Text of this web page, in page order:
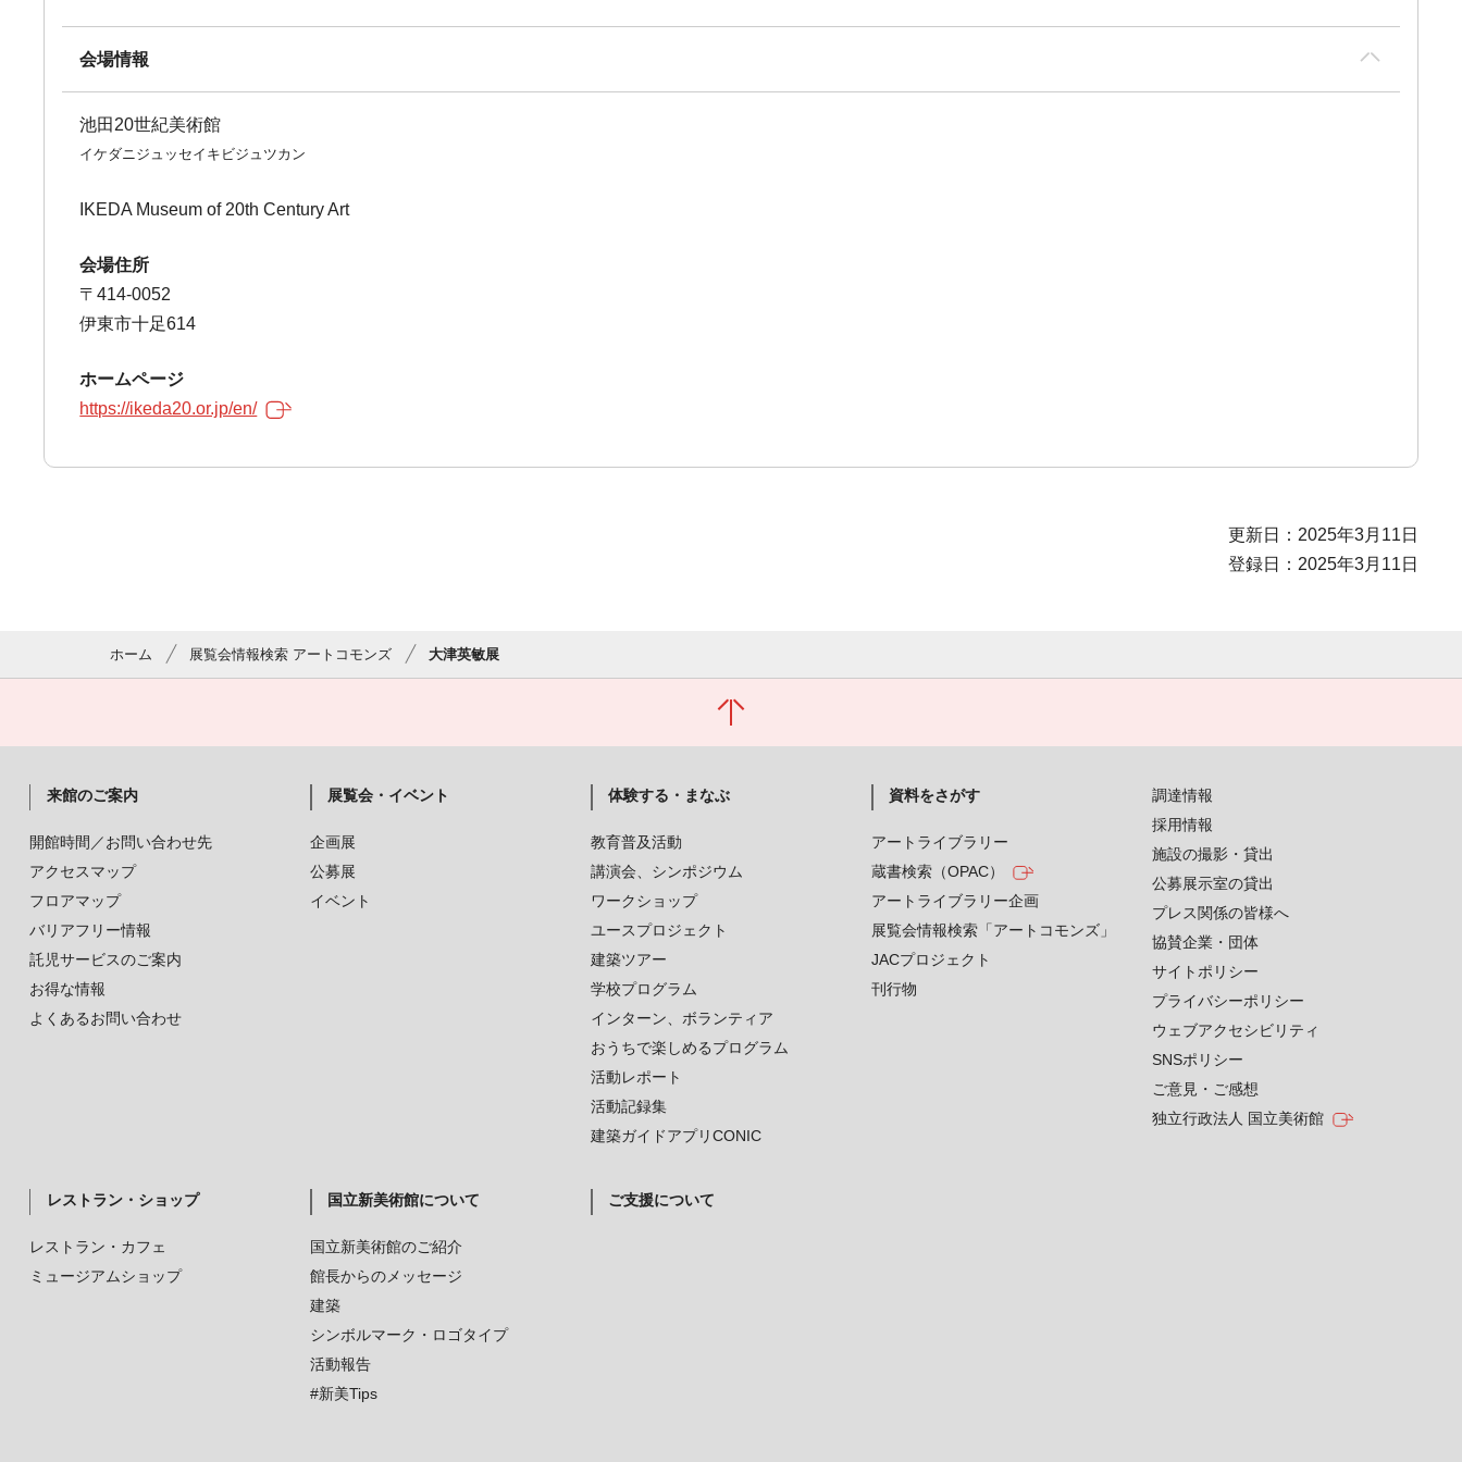
会場情報
池田20世紀美術館
イケダニジュッセイキビジュツカン
IKEDA Museum of 20th Century Art
会場住所
〒414-0052
伊東市十足614
ホームページ
https://ikeda20.or.jp/en/
更新日：2025年3月11日
登録日：2025年3月11日
ホーム 展覧会情報検索 アートコモンズ 大津英敏展
来館のご案内
開館時間／お問い合わせ先
アクセスマップ
フロアマップ
バリアフリー情報
託児サービスのご案内
お得な情報
よくあるお問い合わせ
展覧会・イベント
企画展
公募展
イベント
体験する・まなぶ
教育普及活動
講演会、シンポジウム
ワークショップ
ユースプロジェクト
建築ツアー
学校プログラム
インターン、ボランティア
おうちで楽しめるプログラム
活動レポート
活動記録集
建築ガイドアプリCONIC
資料をさがす
アートライブラリー
蔵書検索（OPAC）
アートライブラリー企画
展覧会情報検索「アートコモンズ」
JACプロジェクト
刊行物
レストラン・ショップ
レストラン・カフェ
ミュージアムショップ
国立新美術館について
国立新美術館のご紹介
館長からのメッセージ
建築
シンボルマーク・ロゴタイプ
活動報告
#新美Tips
ご支援について
調達情報
採用情報
施設の撮影・貸出
公募展示室の貸出
プレス関係の皆様へ
協賛企業・団体
サイトポリシー
プライバシーポリシー
ウェブアクセシビリティ
SNSポリシー
ご意見・ご感想
独立行政法人 国立美術館